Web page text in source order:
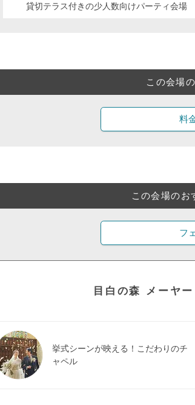
貸切テラス付きの少人数向けパーティ会場
この会場
料
この会場のお
フ
目白の森 メーヤ
挙式シーンが映える！こだわりのチ
ャペル